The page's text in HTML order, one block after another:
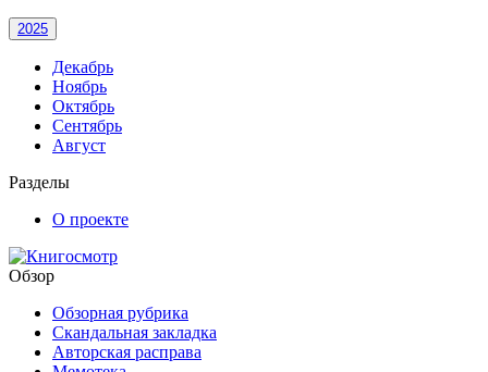
2025
Декабрь
Ноябрь
Октябрь
Сентябрь
Август
Разделы
О проекте
Обзор
Обзорная рубрика
Скандальная закладка
Авторская расправа